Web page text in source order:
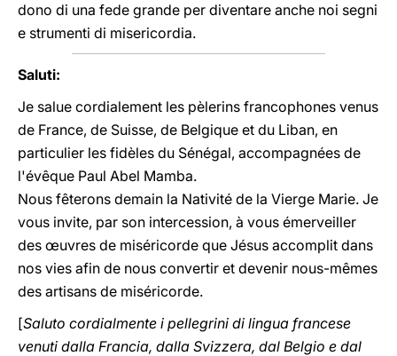
dono di una fede grande per diventare anche noi segni
e strumenti di misericordia.
Saluti:
Je salue cordialement les pèlerins francophones venus
de France, de Suisse, de Belgique et du Liban, en
particulier les fidèles du Sénégal, accompagnées de
l'évêque Paul Abel Mamba.
Nous fêterons demain la Nativité de la Vierge Marie. Je
vous invite, par son intercession, à vous émerveiller
des œuvres de miséricorde que Jésus accomplit dans
nos vies afin de nous convertir et devenir nous-mêmes
des artisans de miséricorde.
[Saluto cordialmente i pellegrini di lingua francese
venuti dalla Francia, dalla Svizzera, dal Belgio e dal